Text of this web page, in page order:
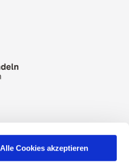
Alle Cookies akzeptieren